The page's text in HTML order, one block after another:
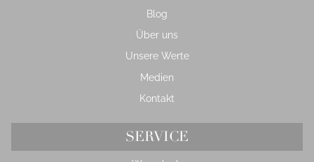
Blog
Über uns
Unsere Werte
Medien
Kontakt
SERVICE